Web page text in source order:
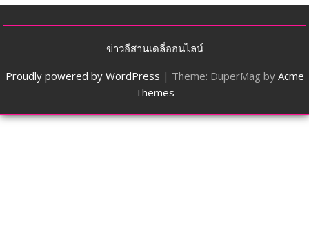
ข่าวอีสานเดลี่ออนไลน์
Proudly powered by WordPress | Theme: DuperMag by Acme
Themes